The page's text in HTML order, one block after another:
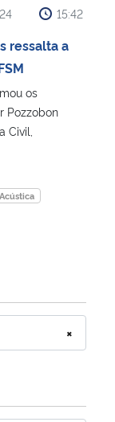
15:42
ressalta a
os
Pozzobon
Civil,
×